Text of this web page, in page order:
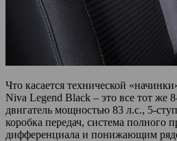
Что касается технической
Niva Legend Black – это все тот же
двигатель мощностью 83 л.с., 5-
коробка передач, система полного
дифференциала и понижающим